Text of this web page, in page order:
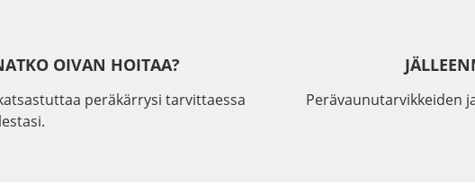
OIVAN HOITAA?
peräkärrysi tarvittaessa
Perävaunutarvikkeiden